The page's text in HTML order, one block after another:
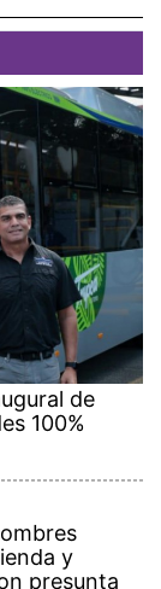
de
100%
y
presunta